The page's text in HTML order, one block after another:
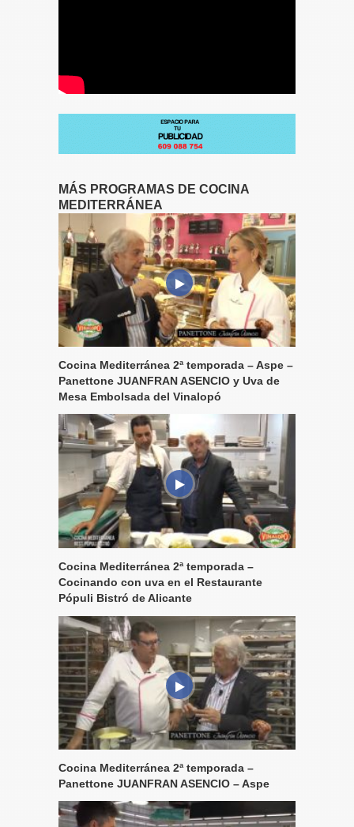
MÁS PROGRAMAS DE COCINA
MEDITERRÁNEA
Cocina Mediterránea 2ª temporada – Aspe –
Panettone JUANFRAN ASENCIO y Uva de
Mesa Embolsada del Vinalopó
Cocina Mediterránea 2ª temporada –
Cocinando con uva en el Restaurante
Pópuli Bistró de Alicante
Cocina Mediterránea 2ª temporada –
Panettone JUANFRAN ASENCIO – Aspe